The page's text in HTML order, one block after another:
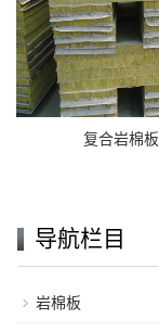
复合岩棉板
导航栏目
岩棉板